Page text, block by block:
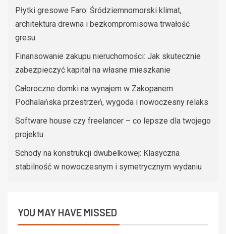
Płytki gresowe Faro: Śródziemnomorski klimat,
architektura drewna i bezkompromisowa trwałość
gresu
Finansowanie zakupu nieruchomości: Jak skutecznie
zabezpieczyć kapitał na własne mieszkanie
Całoroczne domki na wynajem w Zakopanem:
Podhalańska przestrzeń, wygoda i nowoczesny relaks
Software house czy freelancer – co lepsze dla twojego
projektu
Schody na konstrukcji dwubelkowej: Klasyczna
stabilność w nowoczesnym i symetrycznym wydaniu
YOU MAY HAVE MISSED